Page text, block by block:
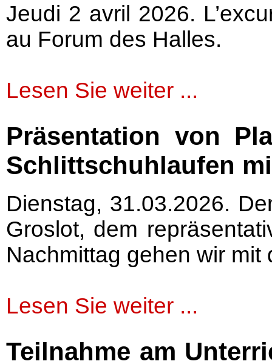
Jeudi 2 avril 2026.
au Forum des Halles.
Lesen Sie weiter ...
Präsentation von
Schlittschuhlaufen
Dienstag, 31.03.2026.
Groslot, dem
Nachmittag gehen wir
Lesen Sie weiter ...
Teilnahme am